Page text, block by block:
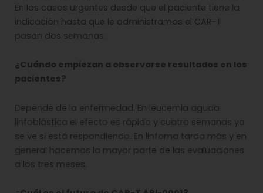
En los casos urgentes desde que el paciente tiene la
indicación hasta que le administramos el CAR-T
pasan dos semanas.
¿Cuándo empiezan a observarse resultados en los
pacientes?
Depende de la enfermedad. En leucemia aguda
linfoblástica el efecto es rápido y cuatro semanas ya
se ve si está respondiendo. En linfoma tarda más y en
general hacemos la mayor parte de las evaluaciones
a los tres meses.